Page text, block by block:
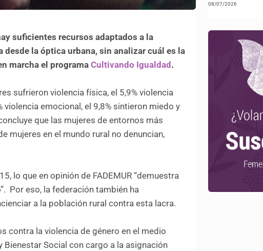
suficientes recursos adaptados a la
la óptica urbana, sin analizar cuál es la
marcha el programaCultivando Igualdad.
sufrieron violencia física, el 5,9% violencia
emocional, el 9,8% sintieron miedo y
que las mujeres de entornos más
mujeres en el mundo rural no denuncian,
lo que en opinión de FADEMUR “demuestra
Por eso, la federación también ha
a la población rural contra esta lacra.
contra la violencia de género en el medio
Bienestar Social con cargo a la asignación
08/07/2026